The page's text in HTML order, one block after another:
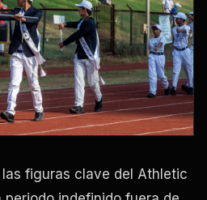
figuras clave del Athletic